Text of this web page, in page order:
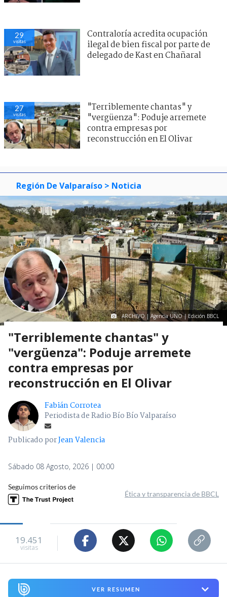
29
visitas
Contraloría acredita ocupación
ilegal de bien fiscal por parte de
delegado de Kast en Chañaral
27
visitas
"Terriblemente chantas" y
"vergüenza": Poduje arremete
contra empresas por
reconstrucción en El Olivar
Región De Valparaíso > Noticia
ARCHIVO | Agencia UNO | Edición BBCL
"Terriblemente chantas" y
"vergüenza": Poduje arremete
contra empresas por
reconstrucción en El Olivar
Fabián Corrotea
Periodista de Radio Bío Bío Valparaíso
Publicado porJean Valencia
Sábado 08 Agosto, 2026 | 00:00
Seguimos criterios de
Ética y transparencia de BBCL
19.451
visitas
VER RESUMEN